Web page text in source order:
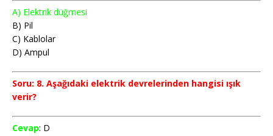
A) Elektrik düğmesi
B) Pil
C) Kablolar
D) Ampul
Soru: 8. Aşağıdaki elektrik devrelerinden hangisi ışık
verir?
Cevap: D